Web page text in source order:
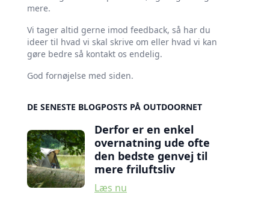
mere.
Vi tager altid gerne imod feedback, så har du
ideer til hvad vi skal skrive om eller hvad vi kan
gøre bedre så kontakt os endelig.
God fornøjelse med siden.
DE SENESTE BLOGPOSTS PÅ OUTDOORNET
Derfor er en enkel
overnatning ude ofte
den bedste genvej til
mere friluftsliv
Læs nu